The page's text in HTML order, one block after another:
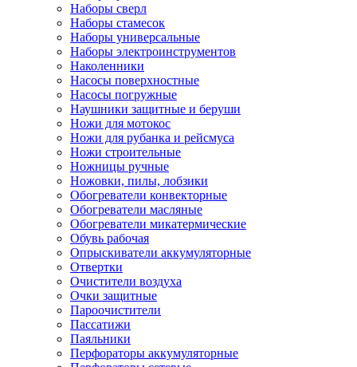
Наборы сверл
Наборы стамесок
Наборы универсальные
Наборы электроинструментов
Наколенники
Насосы поверхностные
Насосы погружные
Наушники защитные и беруши
Ножи для мотокос
Ножи для рубанка и рейсмуса
Ножи строительные
Ножницы ручные
Ножовки, пилы, лобзики
Обогреватели конвекторные
Обогреватели масляные
Обогреватели микатермические
Обувь рабочая
Опрыскиватели аккумуляторные
Отвертки
Очистители воздуха
Очки защитные
Пароочистители
Пассатижи
Паяльники
Перфораторы аккумуляторные